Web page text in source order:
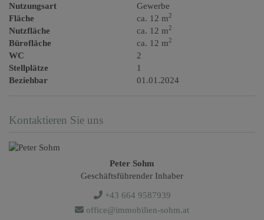
Nutzungsart
Gewerbe
Fläche
ca. 12 m2
Nutzfläche ca. 12 m2
Bürofläche ca. 12 m2
WC
2
Stellplätze
1
Beziehbar
01.01.2024
Kontaktieren Sie uns
Peter Sohm
Geschäftsführender Inhaber
+43 664 9587939
office@immobilien-sohm.at